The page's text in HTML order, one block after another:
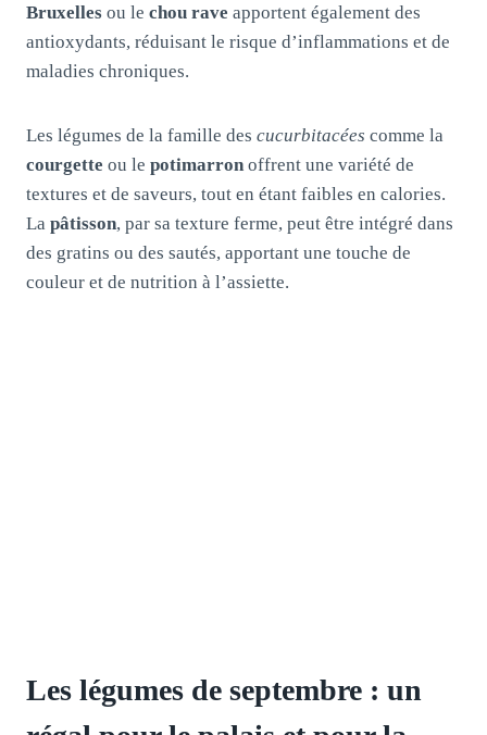
Bruxelles ou le chou rave apportent également des
antioxydants, réduisant le risque d’inflammations et de
maladies chroniques.
Les légumes de la famille des cucurbitacées comme la
courgette ou le potimarron offrent une variété de
textures et de saveurs, tout en étant faibles en calories.
La pâtisson, par sa texture ferme, peut être intégré dans
des gratins ou des sautés, apportant une touche de
couleur et de nutrition à l’assiette.
Les légumes de septembre : un